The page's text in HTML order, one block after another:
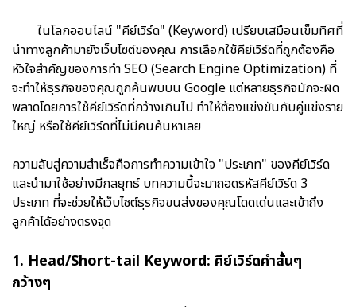
ในโลกออนไลน์ "คีย์เวิร์ด" (Keyword) เปรียบเสมือนเข็มทิศที่
นำทางลูกค้ามายังเว็บไซต์ของคุณ การเลือกใช้คีย์เวิร์ดที่ถูกต้องคือ
หัวใจสำคัญของการทำ SEO (Search Engine Optimization) ที่
จะทำให้ธุรกิจของคุณถูกค้นพบบน Google แต่หลายธุรกิจมักจะผิด
พลาดโดยการใช้คีย์เวิร์ดที่กว้างเกินไป ทำให้ต้องแข่งขันกับคู่แข่งราย
ใหญ่ หรือใช้คีย์เวิร์ดที่ไม่มีคนค้นหาเลย
ความลับสู่ความสำเร็จคือการทำความเข้าใจ "ประเภท" ของคีย์เวิร์ด
และนำมาใช้อย่างมีกลยุทธ์ บทความนี้จะมาถอดรหัสคีย์เวิร์ด 3
ประเภท ที่จะช่วยให้เว็บไซต์ธุรกิจขนส่งของคุณโดดเด่นและเข้าถึง
ลูกค้าได้อย่างตรงจุด
1. Head/Short-tail Keyword: คีย์เวิร์ดคำสั้นๆ
กว้างๆ